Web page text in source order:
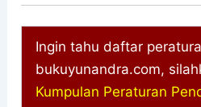
Ingin tahu daftar
bukuyunandra.com,
Kumpulan Peraturan